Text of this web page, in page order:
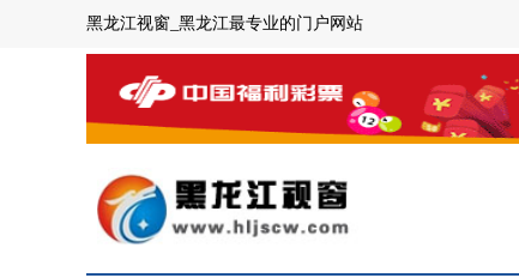
黑龙江视窗_黑龙江最专业的门户网站